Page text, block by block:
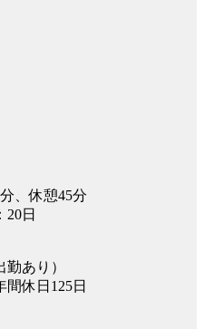
、休憩45分
20日
あり）
休日125日